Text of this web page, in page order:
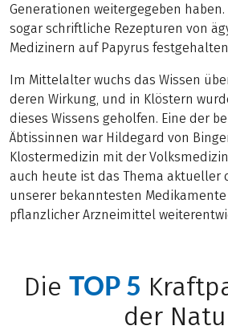
Generationen weitergegeben
sogar schriftliche Rezepturen von
Medizinern auf Papyrus
Im Mittelalter wuchs das Wissen
deren Wirkung, und in Klöstern
dieses Wissens geholfen. Eine der
Äbtissinnen war Hildegard von
Klostermedizin mit der
auch heute ist das Thema aktueller
unserer bekanntesten
pflanzlicher Arzneimittel
DieTOP 5
der